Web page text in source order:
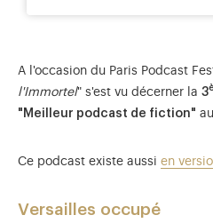
A l'occasion du Paris Podcast
l'Immortel" s'est vu décerner la 3
"Meilleur podcast de fiction"
Ce podcast existe aussi en
Versailles occupé